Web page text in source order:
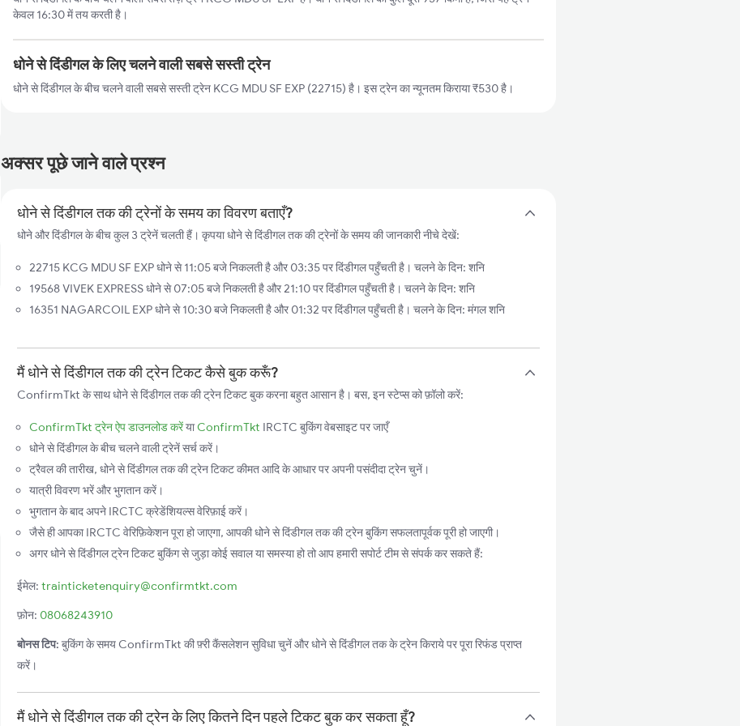
केवल 16:30 में तय करती है।
धोने से दिंडीगल के लिए चलने वाली सबसे सस्ती ट्रेन
धोने से दिंडीगल के बीच चलने वाली सबसे सस्ती ट्रेन KCG MDU SF EXP (22715) है। इस ट्रेन का न्यूनतम किराया ₹530 है।
अक्सर पूछे जाने वाले प्रश्न
धोने से दिंडीगल तक की ट्रेनों के समय का विवरण बताएँ?
धोने और दिंडीगल के बीच कुल 3 ट्रेनें चलती हैं। कृपया धोने से दिंडीगल तक की ट्रेनों के समय की जानकारी नीचे देखें:
22715 KCG MDU SF EXP धोने से 11:05 बजे निकलती है और 03:35 पर दिंडीगल पहुँचती है। चलने के दिन: शनि
19568 VIVEK EXPRESS धोने से 07:05 बजे निकलती है और 21:10 पर दिंडीगल पहुँचती है। चलने के दिन: शनि
16351 NAGARCOIL EXP धोने से 10:30 बजे निकलती है और 01:32 पर दिंडीगल पहुँचती है। चलने के दिन: मंगल शनि
मैं धोने से दिंडीगल तक की ट्रेन टिकट कैसे बुक करूँ?
ConfirmTkt के साथ धोने से दिंडीगल तक की ट्रेन टिकट बुक करना बहुत आसान है। बस, इन स्टेप्स को फ़ॉलो करें:
ConfirmTkt ट्रेन ऐप डाउनलोड करेंयाConfirmTkt IRCTC बुकिंग वेबसाइट पर जाएँ
धोने से दिंडीगल के बीच चलने वाली ट्रेनें सर्च करें।
ट्रैवल की तारीख, धोने से दिंडीगल तक की ट्रेन टिकट कीमत आदि के आधार पर अपनी पसंदीदा ट्रेन चुनें।
यात्री विवरण भरें और भुगतान करें।
भुगतान के बाद अपने IRCTC क्रेडेंशियल्स वेरिफ़ाई करें।
जैसे ही आपका IRCTC वेरिफ़िकेशन पूरा हो जाएगा, आपकी धोने से दिंडीगल तक की ट्रेन बुकिंग सफलतापूर्वक पूरी हो जाएगी।
अगर धोने से दिंडीगल ट्रेन टिकट बुकिंग से जुड़ा कोई सवाल या समस्या हो तो आप हमारी सपोर्ट टीम से संपर्क कर सकते हैं:
ईमेल: trainticketenquiry@confirmtkt.com
फ़ोन: 08068243910
बोनस टिप: बुकिंग के समय ConfirmTkt की फ़्री कैंसलेशन सुविधा चुनें और धोने से दिंडीगल तक के ट्रेन किराये पर पूरा रिफंड प्राप्त
करें।
मैं धोने से दिंडीगल तक की ट्रेन के लिए कितने दिन पहले टिकट बुक कर सकता हूँ?